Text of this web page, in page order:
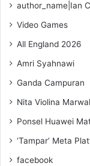
author_name|Ian
Video Games
All England 2026
Amri Syahnawi
Ganda Campuran
Nita Violina
Ponsel Huawei
‘Tampar’ Meta
facebook